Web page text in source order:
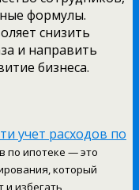
формулы.
снизить
и направить
бизнеса.
учет расходов по
по ипотеке — это
который
избегать